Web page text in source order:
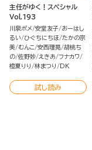
主任がゆく！スペシャル
Vol.193
川泉ポメ 安堂友子 おーはし
るい ひぐちにちほ たかの宗
美 むんこ 安西理晃 胡桃ち
の 佐野妙 えきあ フナカワ
橙夏りり
林まつり DK
試し読み